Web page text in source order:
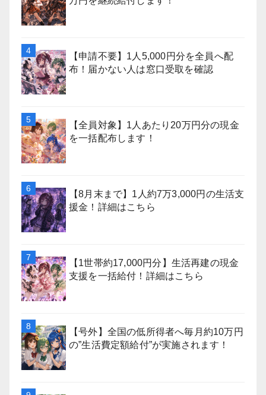
【申請不要】1人5,000円分を全員へ配
布！届かない人は窓口受取を確認
【全員対象】1人あたり20万円分の現金
を一括配布します！
【8月末まで】1人約7万3,000円の生活支
援金！詳細はこちら
【1世帯約17,000円分】生活再建の現金
支援を一括給付！詳細はこちら
【号外】全国の低所得者へ毎月約10万円
の”生活費定額給付”が実施されます！